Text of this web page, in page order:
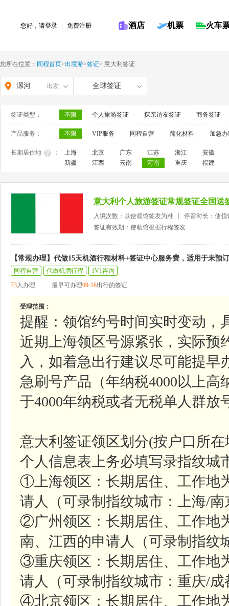
您好，请登录 免费注册 酒店 机票 火车
您所在位置： 同程首页>出境游>签证> 意大利签证
漯河 出发 全球签证
签证类型： 不限 个人旅游签证 探亲访友签证 商务签证
产品服务： 不限 VIP服务 同程自营 简化材料 加急
长期居住地 ： 上海 北京 广东 江苏 浙江
安徽
新疆
江西 云南 河南 重庆 福建
意大利个人旅游签证常规签证全国送
入境次数：以使领馆签发为准
停留时长：使领
签证有效期：使领馆根据行程签发
【常规办理】代做15天机酒行程材料+签证中心服务费，适用于未预
同程自营 代做机酒行程
1V1咨询
73人办理 最早可办理09-16出行的签证
受理范围：
提醒：领馆约号时间实时变动，
近期上海领区号源紧张，实际预
入，如着急出行建议尽可能提
急刷号产品（年纳税4000以上
于4000年纳税或者无税单人群放
意大利签证领区划分(按户口所
个人信息表上务必填写录指纹城
①上海领区：长期居住、工作地
请人（可录制指纹城市：上海/南
②广州领区：长期居住、工作地
南、江西的申请人（可录制指纹
③重庆领区：长期居住、工作地
请人（可录制指纹城市：重庆/成
④北京领区：长期居住、工作地